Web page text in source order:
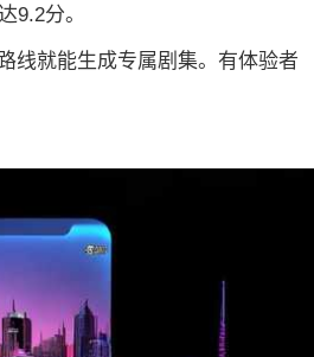
9.2分。
线就能生成专属剧集。有体验者